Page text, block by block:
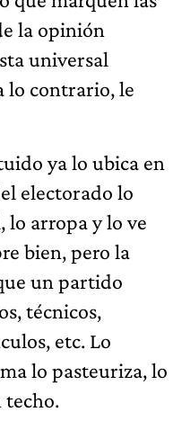
la opinión
universal
lo contrario, le
ya lo ubica en
electorado lo
lo arropa y lo ve
bien, pero la
un partido
técnicos,
etc. Lo
lo pasteuriza, lo
techo.